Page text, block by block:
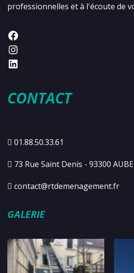
professionnelles et à l'écoute de
CONTACT
01.88.50.33.61
73 Rue Saint Denis - 93300
contact@rtdemenagement.fr
GALERIE